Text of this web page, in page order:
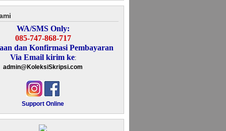
WA/SMS Only:
085-747-868-717
dan Konfirmasi Pembayaran
Via Email kirim ke:
admin@KoleksiSkripsi.com
Support Online